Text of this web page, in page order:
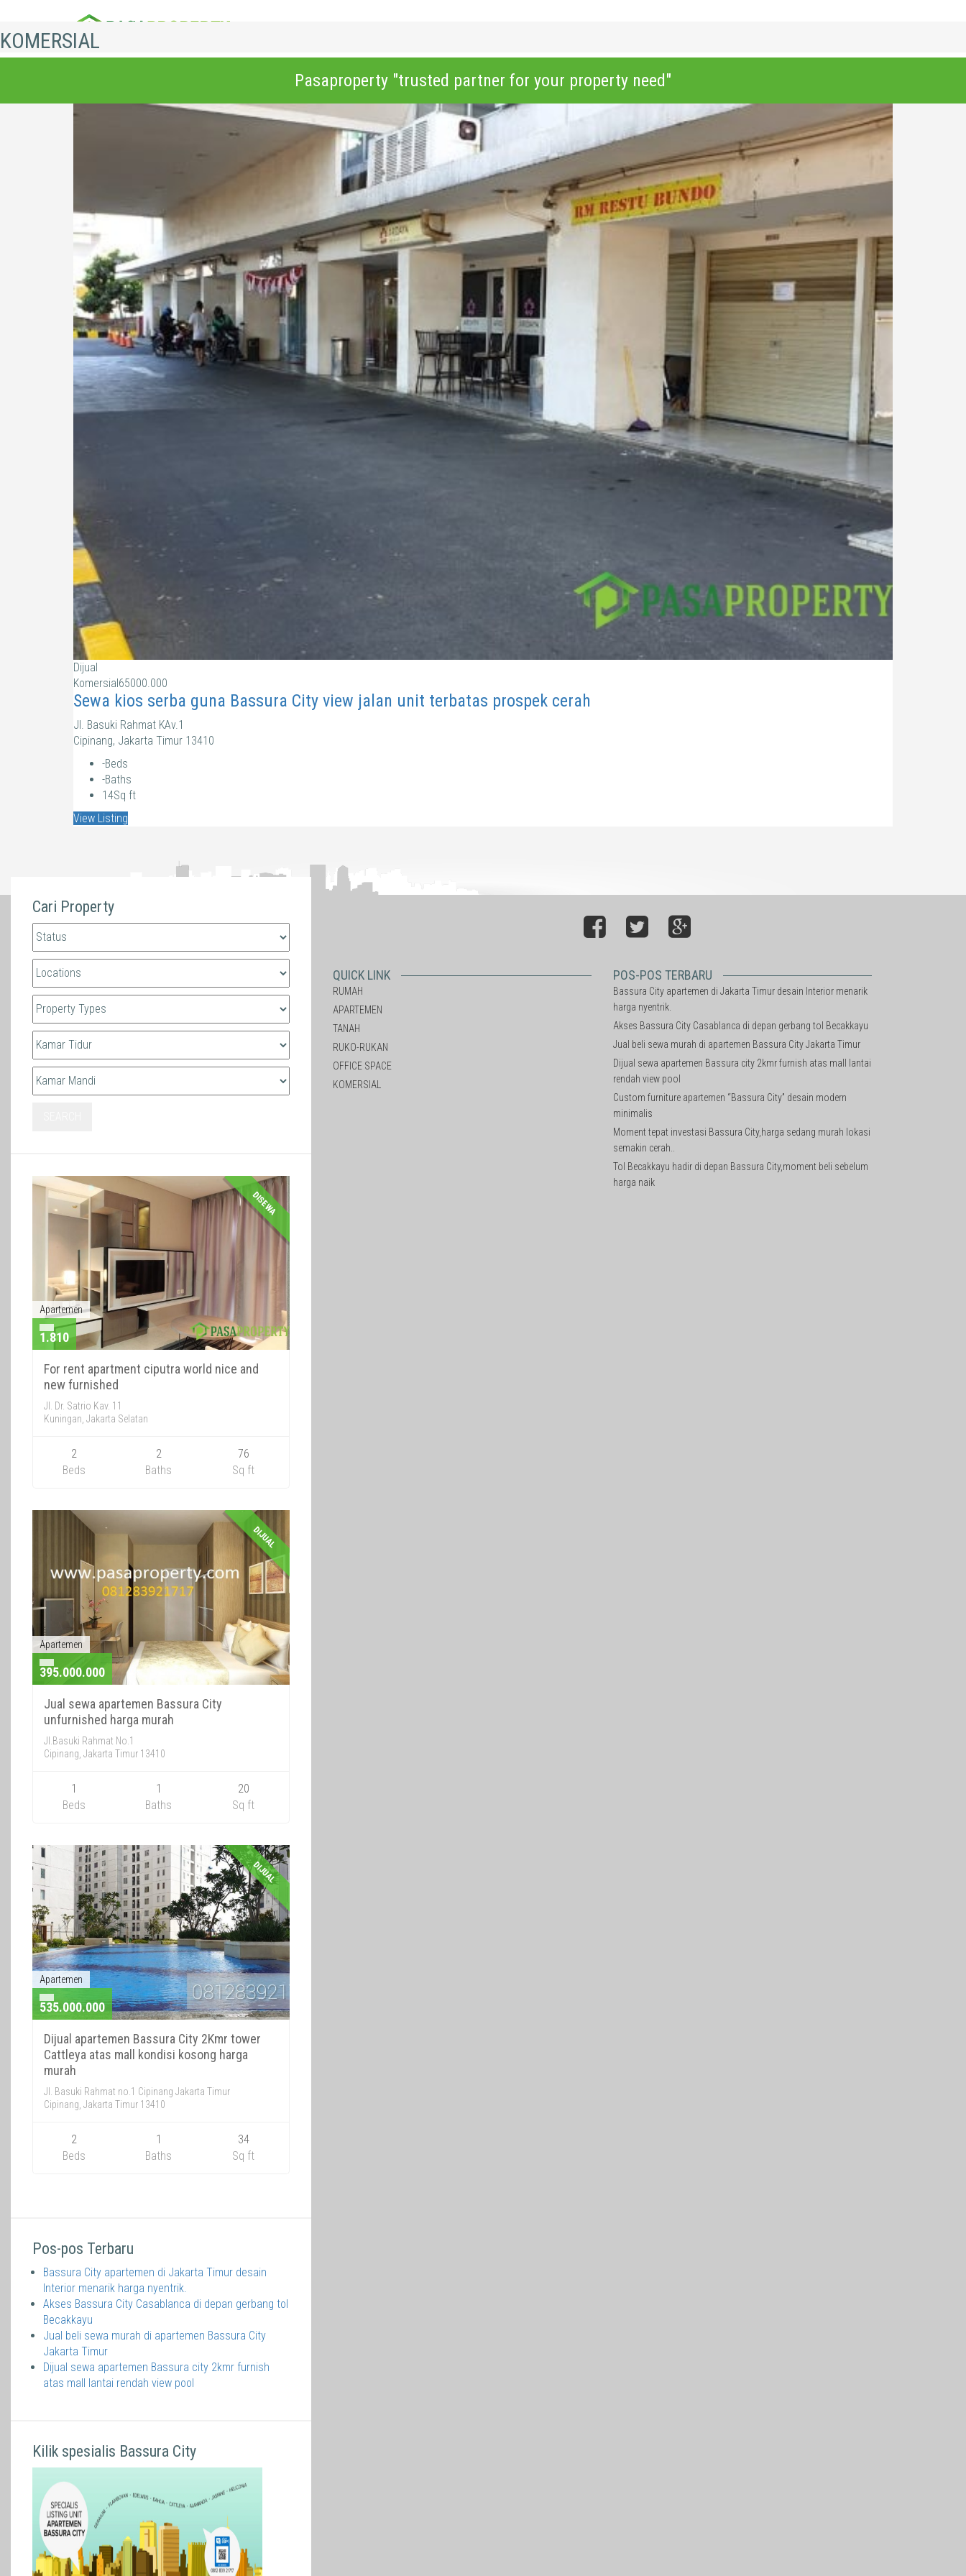
Pasaproperty "trusted partner for your property need"
KOMERSIAL
Dijual
Komersial65000.000
Sewa kios serba guna Bassura City view jalan unit terbatas prospek cerah
Jl. Basuki Rahmat KAv.1
Cipinang, Jakarta Timur 13410
-Beds
-Baths
14Sq ft
View Listing
Cari Property
DISEWA
Apartemen
1.810
For rent apartment ciputra world nice and
new furnished
Jl. Dr. Satrio Kav. 11
Kuningan, Jakarta Selatan
2
Beds
2
Baths
76
Sq ft
DIJUAL
Apartemen
395.000.000
Jual sewa apartemen Bassura City
unfurnished harga murah
Jl.Basuki Rahmat No.1
Cipinang, Jakarta Timur 13410
1
Beds
1
Baths
20
Sq ft
DIJUAL
Apartemen
535.000.000
Dijual apartemen Bassura City 2Kmr tower
Cattleya atas mall kondisi kosong harga
murah
Jl. Basuki Rahmat no.1 Cipinang Jakarta Timur
Cipinang, Jakarta Timur 13410
2
Beds
1
Baths
34
Sq ft
Pos-pos Terbaru
Bassura City apartemen di Jakarta Timur desain
Interior menarik harga nyentrik.
Akses Bassura City Casablanca di depan gerbang tol
Becakkayu
Jual beli sewa murah di apartemen Bassura City
Jakarta Timur
Dijual sewa apartemen Bassura city 2kmr furnish
atas mall lantai rendah view pool
Kilik spesialis Bassura City
QUICK LINK
RUMAH
APARTEMEN
TANAH
RUKO-RUKAN
OFFICE SPACE
KOMERSIAL
POS-POS TERBARU
Bassura City apartemen di Jakarta Timur desain Interior menarik
harga nyentrik.
Akses Bassura City Casablanca di depan gerbang tol Becakkayu
Jual beli sewa murah di apartemen Bassura City Jakarta Timur
Dijual sewa apartemen Bassura city 2kmr furnish atas mall lantai
rendah view pool
Custom furniture apartemen “Bassura City” desain modern
minimalis
Moment tepat investasi Bassura City,harga sedang murah lokasi
semakin cerah..
Tol Becakkayu hadir di depan Bassura City,moment beli sebelum
harga naik